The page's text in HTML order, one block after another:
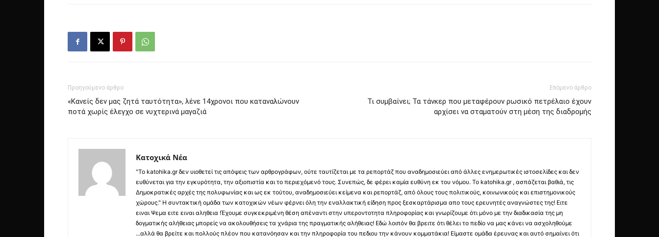
Προηγούμενο άρθρο
«Κανείς δεν μας ζητά ταυτότητα», λένε 14χρονοι που καταναλώνουν
ποτά χωρίς έλεγχο σε νυχτερινά μαγαζιά
Επόμενο άρθρο
Τι συμβαίνει; Τα τάνκερ που μεταφέρουν ρωσικό πετρέλαιο έχουν
αρχίσει να σταματούν στη μέση της διαδρομής
Κατοχικά Νέα
"Το katohika.gr δεν υιοθετεί τις απόψεις των αρθρογράφων, ούτε ταυτίζεται με τα ρεπορτάζ που αναδημοσιεύει από άλλες ενημερωτικές ιστοσελίδες και δεν
ευθύνεται για την εγκυρότητα, την αξιοπιστία και το περιεχόμενό τους. Συνεπώς, δε φέρει καμία ευθύνη εκ του νόμου. Το katohika.gr , ασπάζεται βαθιά, τις
Δημοκρατικές αρχές της πολυφωνίας και ως εκ τούτου, αναδημοσιεύει κείμενα και ρεπορτάζ, από όλους τους πολιτικούς, κοινωνικούς και επιστημονικούς
χώρους." Η συντακτική ομάδα των κατοχικών νέων φέρνει όλη την εναλλακτική είδηση προς ξεσκαρτάρισμα απο τους ερευνητές αναγνώστες της! Ειτε
ειναι Ψεμα ειτε ειναι αληθεια !Έχουμε συγκεκριμένη θέση απέναντι στην υπεροντοτητα πληροφορίας και γνωρίζουμε ότι μόνο με την διαδικασία της μη
δογματικής αλήθειας μπορείς να ακολουθήσεις τα χνάρια της πραγματικής αλήθειας! Εδώ λοιπόν θα βρειτε ότι θέλει το πεδίο να μας κάνει να ασχοληθούμε
...αλλά θα βρείτε και πολλούς πλέον που κατανόησαν και την πληροφορία του πεδιου την κάνουν κομματάκια! Είμαστε ομάδα έρευνας και αυτό σημαίνει ότι